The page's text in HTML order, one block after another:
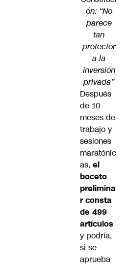
ón: “No
parece
tan
protector
a la
inversión
privada”
Después
de 10
meses de
trabajo y
sesiones
maratónic
as, el
boceto
prelimina
r consta
de 499
artículos
y podría,
si se
aprueba